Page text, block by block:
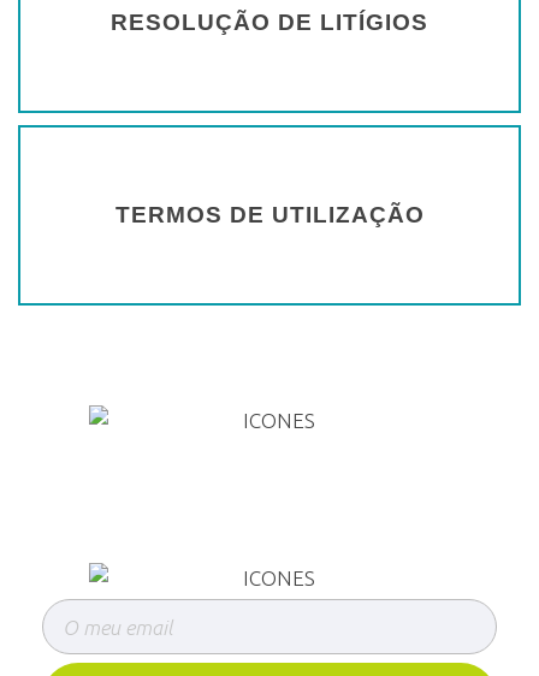
RESOLUÇÃO DE LITÍGIOS
TERMOS DE UTILIZAÇÃO